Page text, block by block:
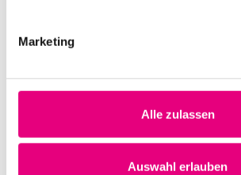
Marketing
Alle zulassen
Auswahl erlauben
Nightmares on Wax